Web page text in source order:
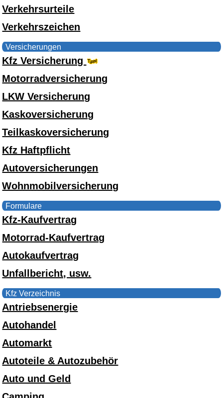
Verkehrsurteile
Verkehrszeichen
Versicherungen
Kfz Versicherung
Motorradversicherung
LKW Versicherung
Kaskoversicherung
Teilkaskoversicherung
Kfz Haftpflicht
Autoversicherungen
Wohnmobilversicherung
Formulare
Kfz-Kaufvertrag
Motorrad-Kaufvertrag
Autokaufvertrag
Unfallbericht, usw.
Kfz Verzeichnis
Antriebsenergie
Autohandel
Automarkt
Autoteile & Autozubehör
Auto und Geld